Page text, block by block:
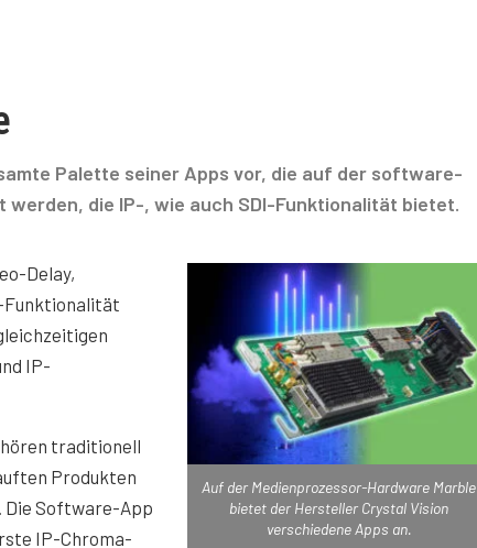
Palette seiner Apps vor, die auf der software-
die IP-, wie auch SDI-Funktionalität bietet.
Auf der Medienprozessor-Hardware Marble
bietet der Hersteller Crystal Vision
verschiedene Apps an.
Delay,
Funktionalität
IP-
traditionell
Produkten
Die Software-App
IP-Chroma-